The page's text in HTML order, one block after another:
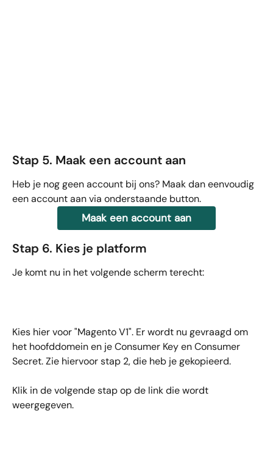
Stap 5. Maak een account aan
Heb je nog geen account bij ons? Maak dan eenvoudig
een account aan via onderstaande button.
Maak een account aan
Stap 6. Kies je platform
Je komt nu in het volgende scherm terecht:
Kies hier voor "Magento V1". Er wordt nu gevraagd om
het hoofddomein en je Consumer Key en Consumer
Secret. Zie hiervoor stap 2, die heb je gekopieerd.
Klik in de volgende stap op de link die wordt
weergegeven.